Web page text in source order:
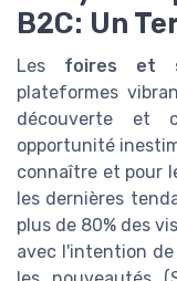
B2C: Un
Les foires et
plateformes
découverte et
opportunité
connaître et pour
les dernières
plus de 80% des
avec l'intention